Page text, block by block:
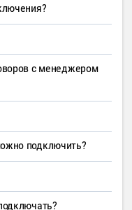
с менеджером
подключить?